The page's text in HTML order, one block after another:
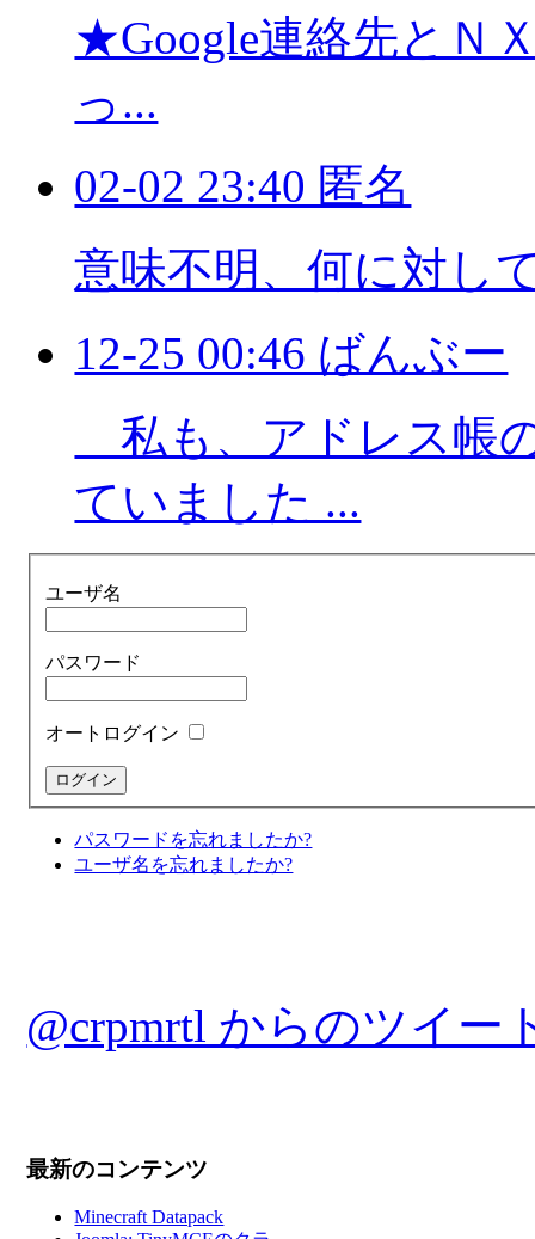
★Google連絡先とＮ
っ...
02-02 23:40 匿名
意味不明、何に対し
12-25 00:46 ばんぶー
私も、アドレス帳
ていました ...
ユーザ名
パスワード
オートログイン
パスワードを忘れましたか?
ユーザ名を忘れましたか?
@crpmrtl からのツイー
最新のコンテンツ
Minecraft Datapack